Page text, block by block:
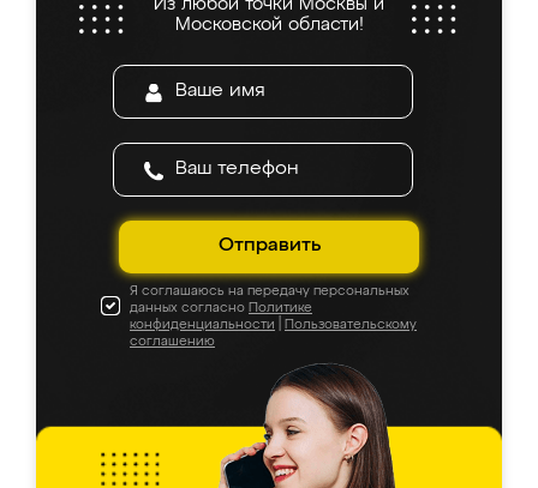
Из любой точки Москвы и
Московской области!
Отправить
Я соглашаюсь на передачу персональных
данных согласно Политике
конфиденциальности
Пользовательскому
соглашению